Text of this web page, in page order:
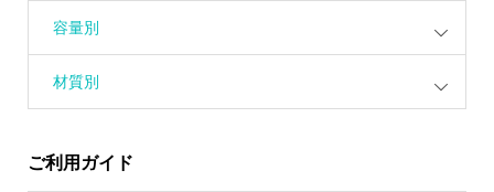
容量別
材質別
ご利用ガイド